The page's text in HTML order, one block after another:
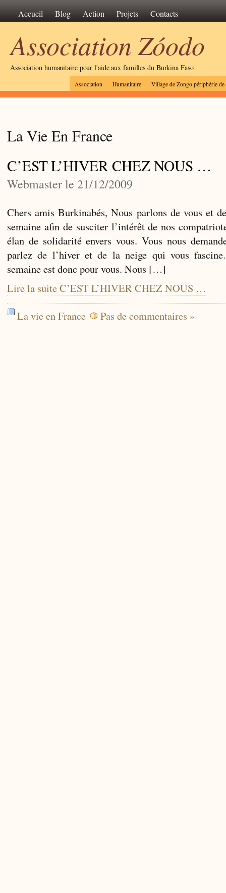
Accueil Blog Action Projets Contacts
Association Zóodo
Association humanitaire pour l'aide aux familles du Burkina Faso
Association Humanitaire Village de Zongo périphérie de
La Vie En France
C’EST L’HIVER CHEZ NOUS …
Webmaster le 21/12/2009
Chers amis Burkinabés, Nous parlons de vous et
semaine afin de susciter l’intérêt de nos
élan de solidarité envers vous. Vous nous
parlez de l’hiver et de la neige qui vous
semaine est donc pour vous. Nous […]
Lire la suite C’EST L’HIVER CHEZ NOUS …
La vie en France
Pas de commentaires »